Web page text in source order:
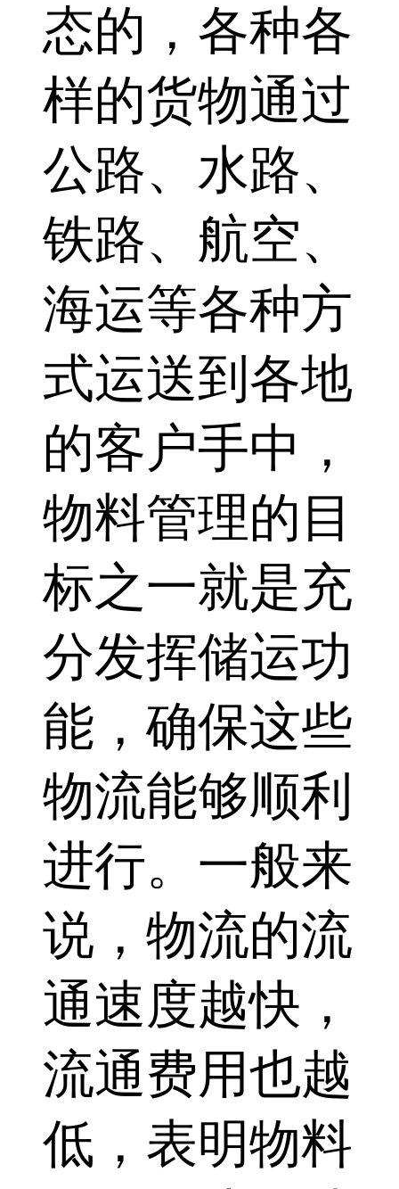
态的，各种各
样的货物通过
公路、水路、
铁路、航空、
海运等各种方
式运送到各地
的客户手中，
物料管理的目
标之一就是充
分发挥储运功
能，确保这些
物流能够顺利
进行。一般来
说，物流的流
通速度越快，
流通费用也越
低，表明物料